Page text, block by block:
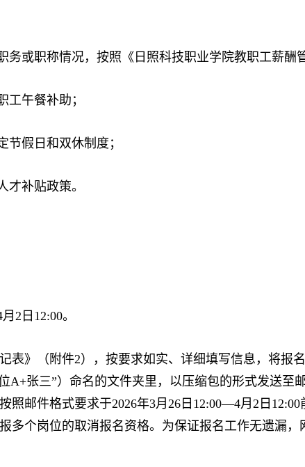
职称情况，按照《日照科技职业学院教职工薪酬
午餐补助；
假日和双休制度；
补贴政策。
2日12:00。
》（附件2），按要求如实、详细填写信息，将报
A+张三”）命名的文件夹里，以压缩包的形式发送至
照邮件格式要求于2026年3月26日12:00—4月2日
多个岗位的取消报名资格。为保证报名工作无遗漏